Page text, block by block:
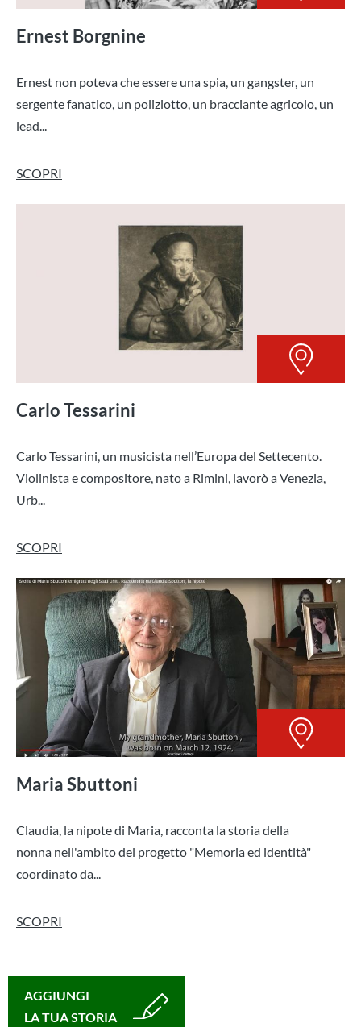
Ernest Borgnine
Ernest non poteva che essere una spia, un gangster, un
sergente fanatico, un poliziotto, un bracciante agricolo, un
lead...
SCOPRI
Carlo Tessarini
Carlo Tessarini, un musicista nell’Europa del Settecento.
Violinista e compositore, nato a Rimini, lavorò a Venezia,
Urb...
SCOPRI
Maria Sbuttoni
Claudia, la nipote di Maria, racconta la storia della
nonna nell'ambito del progetto "Memoria ed identità"
coordinato da...
SCOPRI
AGGIUNGI
LA TUA STORIA